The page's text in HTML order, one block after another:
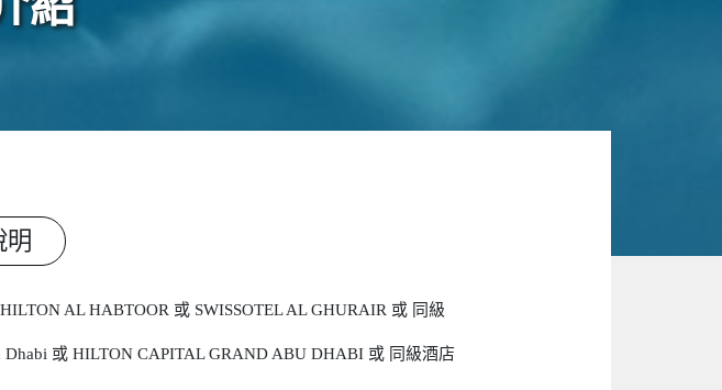
明
AL HABTOOR 或 SWISSOTEL AL GHURAIR 或 同級
或 HILTON CAPITAL GRAND ABU DHABI 或 同級酒店